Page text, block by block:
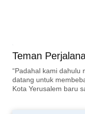
Teman
“Padahal kami dahulu
datang untuk
Kota Yerusalem baru